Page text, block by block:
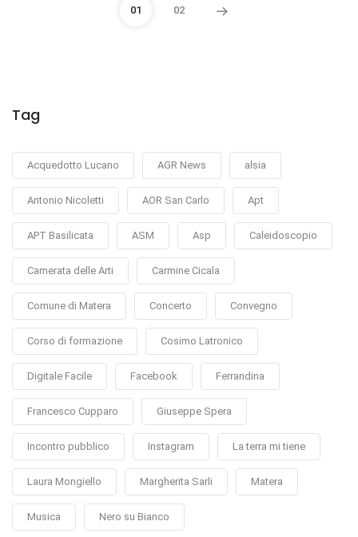
01 02
Tag
Acquedotto Lucano AGR News alsia
Antonio Nicoletti AOR San Carlo Apt
APT Basilicata ASM Asp Caleidoscopio
Camerata delle Arti Carmine Cicala
Comune di Matera Concerto Convegno
Corso di formazione Cosimo Latronico
Digitale Facile Facebook Ferrandina
Francesco Cupparo Giuseppe Spera
Incontro pubblico Instagram La terra mi tiene
Laura Mongiello Margherita Sarli Matera
Musica Nero su Bianco